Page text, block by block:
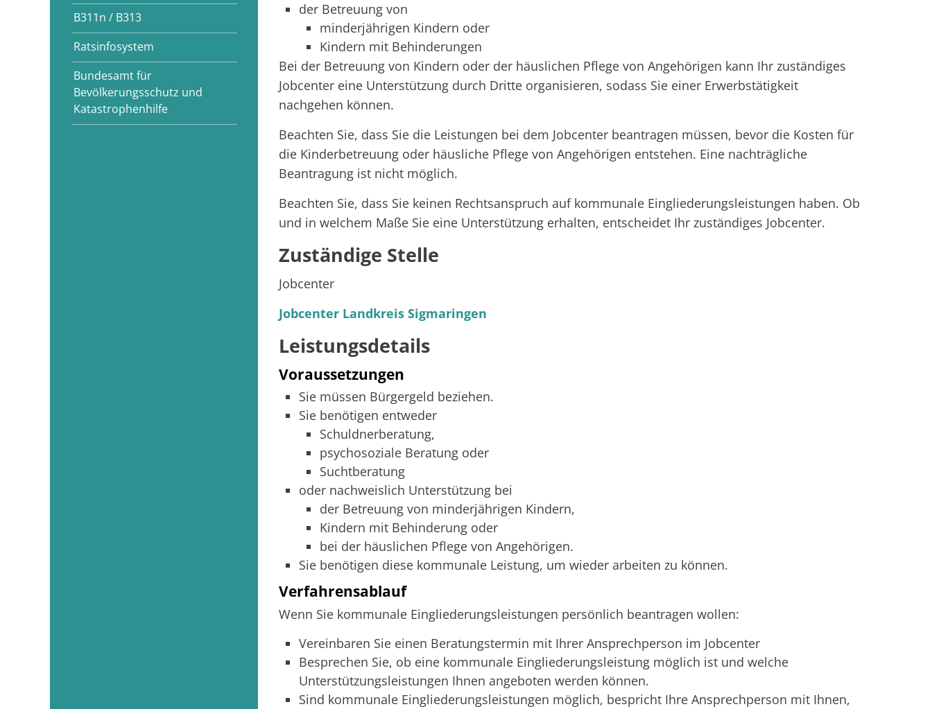
B311n / B313
Ratsinfosystem
Bundesamt für
Bevölkerungsschutz und
Katastrophenhilfe
der Betreuung von
minderjährigen Kindern oder
Kindern mit Behinderungen
Bei der Betreuung von Kindern oder der häuslichen Pflege von Angehörigen kann Ihr zuständiges
Jobcenter eine Unterstützung durch Dritte organisieren, sodass Sie einer Erwerbstätigkeit
nachgehen können.
Beachten Sie, dass Sie die Leistungen bei dem Jobcenter beantragen müssen, bevor die Kosten für
die Kinderbetreuung oder häusliche Pflege von Angehörigen entstehen. Eine nachträgliche
Beantragung ist nicht möglich.
Beachten Sie, dass Sie keinen Rechtsanspruch auf kommunale Eingliederungsleistungen haben. Ob
und in welchem Maße Sie eine Unterstützung erhalten, entscheidet Ihr zuständiges Jobcenter.
Zuständige Stelle
Jobcenter
Jobcenter Landkreis Sigmaringen
Leistungsdetails
Voraussetzungen
Sie müssen Bürgergeld beziehen.
Sie benötigen entweder
Schuldnerberatung,
psychosoziale Beratung oder
Suchtberatung
oder nachweislich Unterstützung bei
der Betreuung von minderjährigen Kindern,
Kindern mit Behinderung oder
bei der häuslichen Pflege von Angehörigen.
Sie benötigen diese kommunale Leistung, um wieder arbeiten zu können.
Verfahrensablauf
Wenn Sie kommunale Eingliederungsleistungen persönlich beantragen wollen:
Vereinbaren Sie einen Beratungstermin mit Ihrer Ansprechperson im Jobcenter
Besprechen Sie, ob eine kommunale Eingliederungsleistung möglich ist und welche
Unterstützungsleistungen Ihnen angeboten werden können.
Sind kommunale Eingliederungsleistungen möglich, bespricht Ihre Ansprechperson mit Ihnen,